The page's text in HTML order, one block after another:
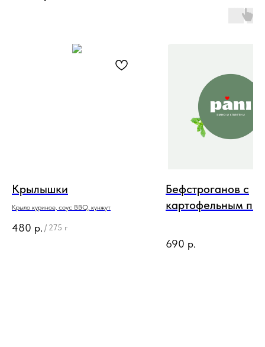
Крылышки
Крыло куриное, соус BBQ, кунжут
480 р. / 275 г
Бефстроганов с
картофельным
690 р.